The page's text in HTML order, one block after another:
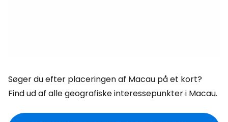
Søger du efter placeringen af Macau på et kort?
Find ud af alle geografiske interessepunkter i Macau.